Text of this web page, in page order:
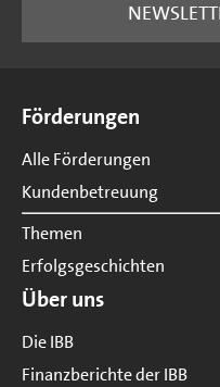
Förderungen
Alle Förderungen
Kundenbetreuung
Themen
Erfolgsgeschichten
Über uns
Die IBB
Finanzberichte der IBB